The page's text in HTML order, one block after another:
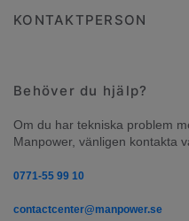
KONTAKTPERSON
Behöver du hjälp?
Om du har tekniska problem
Manpower, vänligen kontakta
0771-55 99 10
contactcenter@manpower.se